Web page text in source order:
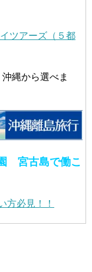
ツアーズ（５都
縄から選べま
宮古島で働こ
必見！！